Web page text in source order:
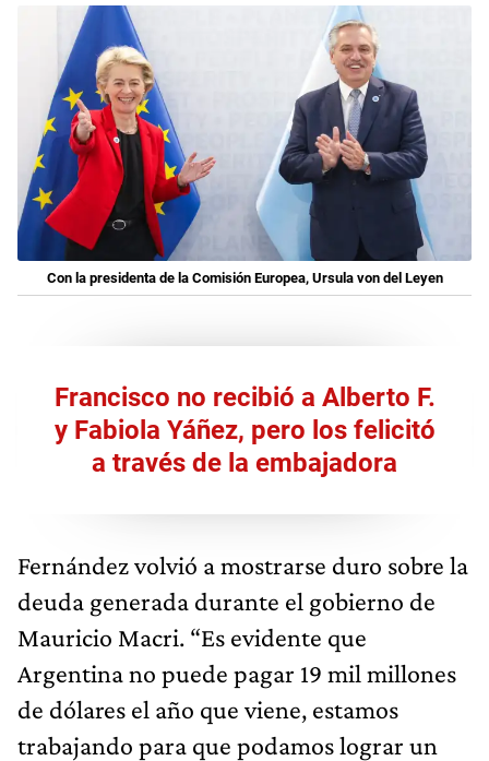
Con la presidenta de la Comisión Europea, Ursula von del Leyen
Francisco no recibió a Alberto F.
y Fabiola Yáñez, pero los felicitó
a través de la embajadora
Fernández volvió a mostrarse duro sobre la
deuda generada durante el gobierno de
Mauricio Macri. “Es evidente que
Argentina no puede pagar 19 mil millones
de dólares el año que viene, estamos
trabajando para que podamos lograr un